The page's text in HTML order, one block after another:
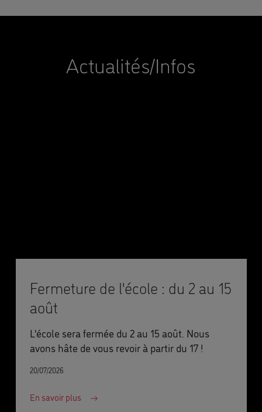
Actualités/Infos
Fermeture de l'école : du 2 au 15
août
L'école sera fermée du 2 au 15 août. Nous
avons hâte de vous revoir à partir du 17 !
20/07/2026
En savoir plus